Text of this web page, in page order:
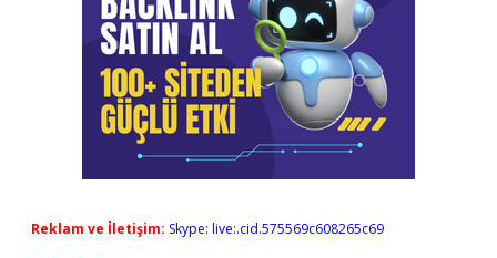
Reklam ve İletişim: Skype: live:.cid.575569c608265c69